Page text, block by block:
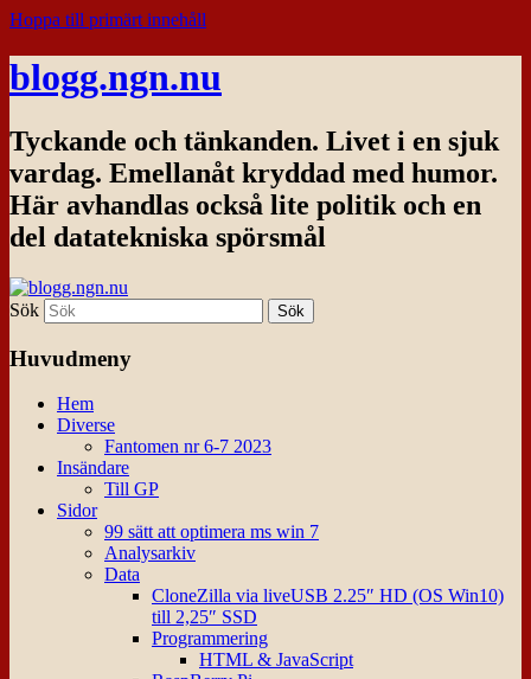
Hoppa till primärt innehåll
blogg.ngn.nu
Tyckande och tänkanden. Livet i en sjuk
vardag. Emellanåt kryddad med humor.
Här avhandlas också lite politik och en
del datatekniska spörsmål
Sök
Huvudmeny
Hem
Diverse
Fantomen nr 6-7 2023
Insändare
Till GP
Sidor
99 sätt att optimera ms win 7
Analysarkiv
Data
CloneZilla via liveUSB 2.25″ HD (OS Win10)
till 2,25″ SSD
Programmering
HTML & JavaScript